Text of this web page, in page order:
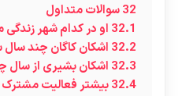
32سوالات متداول
32.1 او در کدام شهر
32.2 اشکان کاگان چند سال
32.3 اشکان بشیری از
32.4بیشتر فعالیت مشترک